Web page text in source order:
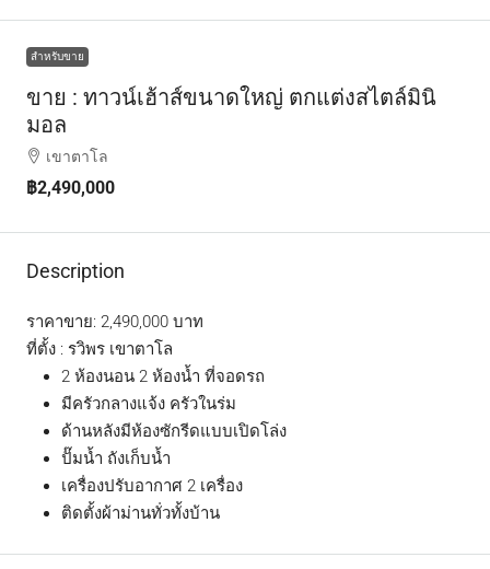
สำหรับขาย
ขาย : ทาวน์เฮ้าส์ขนาดใหญ่ ตกแต่งสไตล์มินิ
มอล
เขาตาโล
฿2,490,000
Description
ราคาขาย: 2,490,000 บาท
ที่ตั้ง : รวิพร เขาตาโล
2 ห้องนอน 2 ห้องน้ำ ที่จอดรถ
มีครัวกลางแจ้ง ครัวในร่ม
ด้านหลังมีห้องซักรีดแบบเปิดโล่ง
ปั๊มน้ำ ถังเก็บน้ำ
เครื่องปรับอากาศ 2 เครื่อง
ติดตั้งผ้าม่านทั่วทั้งบ้าน